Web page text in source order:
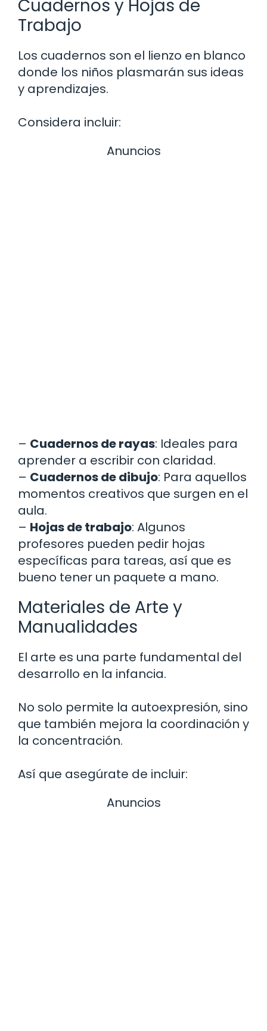
Cuadernos y Hojas de
Trabajo
Los cuadernos son el lienzo en blanco
donde los niños plasmarán sus ideas
y aprendizajes.
Considera incluir:
Anuncios
– Cuadernos de rayas: Ideales para
aprender a escribir con claridad.
– Cuadernos de dibujo: Para aquellos
momentos creativos que surgen en el
aula.
– Hojas de trabajo: Algunos
profesores pueden pedir hojas
específicas para tareas, así que es
bueno tener un paquete a mano.
Materiales de Arte y
Manualidades
El arte es una parte fundamental del
desarrollo en la infancia.
No solo permite la autoexpresión, sino
que también mejora la coordinación y
la concentración.
Así que asegúrate de incluir:
Anuncios